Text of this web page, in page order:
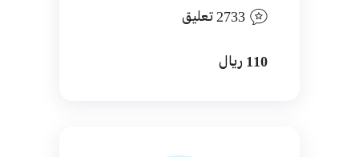
2733 تعليق
110 ريال